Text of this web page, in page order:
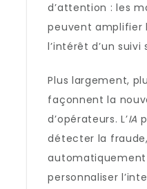
d’attention : les
peuvent amplifier
l’intérêt d’un
Plus largement,
façonnent la
d’opérateurs. L’IA
détecter la
personnaliser